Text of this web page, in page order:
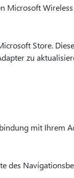
Microsoft
Store.
zu
mit Ihrem
des